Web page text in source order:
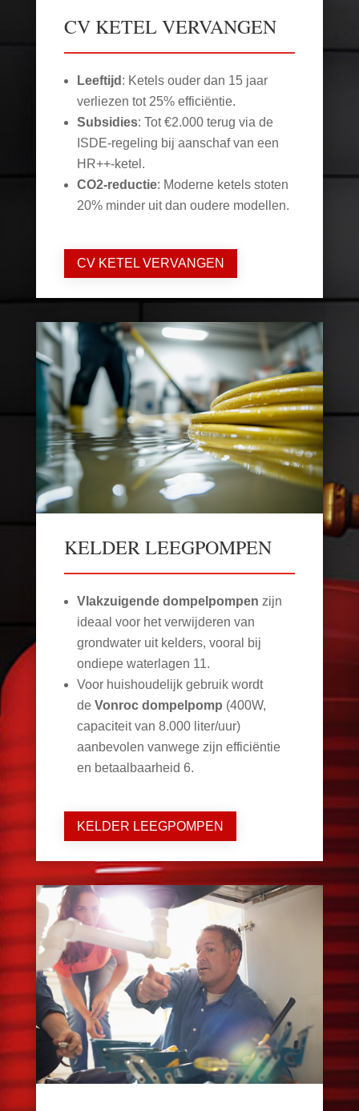
CV KETEL VERVANGEN
Leeftijd : Ketels ouder dan 15 jaar
verliezen tot 25% efficiëntie.
Subsidies: Tot €2.000 terug via de
ISDE-regeling bij aanschaf van een
HR++-ketel.
CO2-reductie: Moderne ketels stoten
20% minder uit dan oudere modellen.
CV KETEL VERVANGEN
KELDER LEEGPOMPEN
Vlakzuigende dompelpompen zijn
ideaal voor het verwijderen van
grondwater uit kelders, vooral bij
ondiepe waterlagen 11.
Voor huishoudelijk gebruik wordt
de Vonroc dompelpomp (400W,
capaciteit van 8.000 liter/uur)
aanbevolen vanwege zijn efficiëntie
en betaalbaarheid 6.
KELDER LEEGPOMPEN